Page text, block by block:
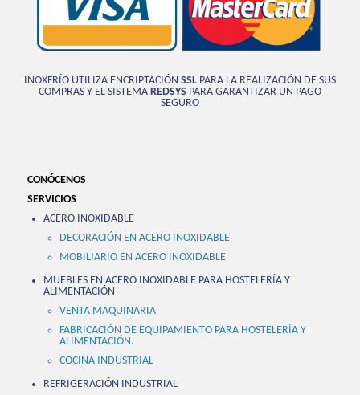
INOXFRÍO UTILIZA ENCRIPTACIÓN SSL PARA LA REALIZACIÓN DE SUS
COMPRAS Y EL SISTEMA REDSYS PARA GARANTIZAR UN PAGO
SEGURO
CONÓCENOS
SERVICIOS
ACERO INOXIDABLE
DECORACIÓN EN ACERO INOXIDABLE
MOBILIARIO EN ACERO INOXIDABLE
MUEBLES EN ACERO INOXIDABLE PARA HOSTELERÍA Y
ALIMENTACIÓN
VENTA MAQUINARIA
FABRICACIÓN DE EQUIPAMIENTO PARA HOSTELERÍA Y
ALIMENTACIÓN.
COCINA INDUSTRIAL
REFRIGERACIÓN INDUSTRIAL